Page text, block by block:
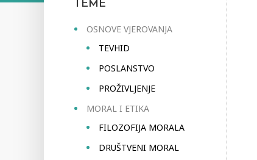
TEME
OSNOVE VJEROVANJA
TEVHID
POSLANSTVO
PROŽIVLJENJE
MORAL I ETIKA
FILOZOFIJA MORALA
DRUŠTVENI MORAL